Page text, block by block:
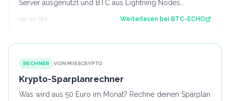
Server ausgenutzt und BTC aus Lightning Nodes
vor 20 Std. Weiterlesen bei BTC-ECHO
RECHNER VON MISSCRYPTO
Krypto-Sparplanrechner
Was wird aus 50 Euro im Monat? Rechne deinen Sparplan